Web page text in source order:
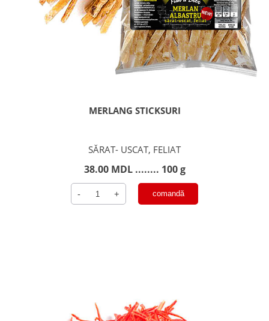
MERLANG STICKSURI
SĂRAT- USCAT, FELIAT
38.00 MDL ........ 100 g
Cantitate
Merlang
- + comandă